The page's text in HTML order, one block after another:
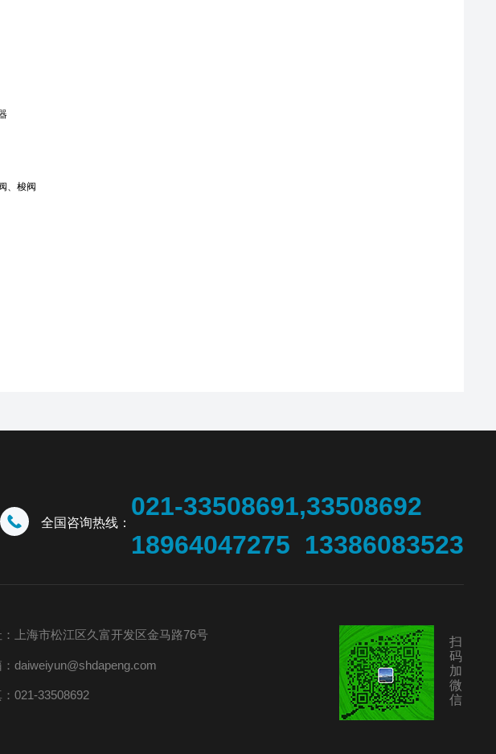
、梭阀
全国咨询热线：
021-33508691,33508692
18964047275 13386083523
上海市松江区久富开发区金马路76号
：daiweiyun@shdapeng.com
021-33508692
扫
码
加
微
信